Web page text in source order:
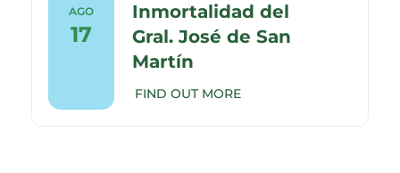
AGO
17
Inmortalidad del
Gral. José de San
Martín
FIND OUT MORE